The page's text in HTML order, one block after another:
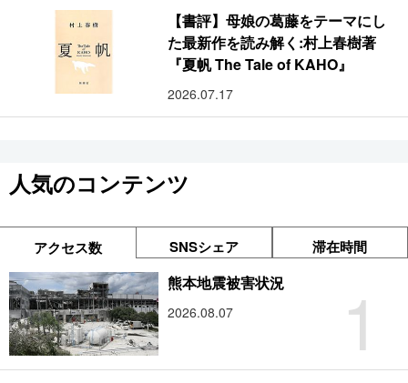
【書評】母娘の葛藤をテーマにし
た最新作を読み解く:村上春樹著
『夏帆 The Tale of KAHO』
2026.07.17
人気のコンテンツ
アクセス数 SNSシェア 滞在時間
1
熊本地震被害状況
2026.08.07